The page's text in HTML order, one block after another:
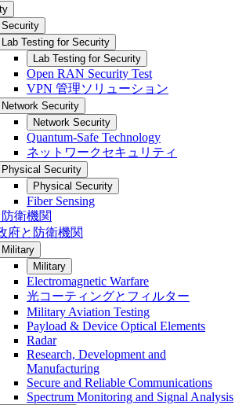
Security
Lab Testing for Security
Lab Testing for Security
Open RAN Security Test
VPN 管理ソリューション
Network Security
Network Security
Quantum-Safe Technology
ネットワークセキュリティ
Physical Security
Physical Security
Fiber Sensing
衛機関
府と防衛機関
Military
Military
Electromagnetic Warfare
光コーティングとフィルター
Military Aviation Testing
Payload & Device Optical Elements
Radar
Research, Development and
Manufacturing
Secure and Reliable Communications
Spectrum Monitoring and Signal Analysis